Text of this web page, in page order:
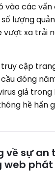
vào các vấn
lượng
vượt xa trải
truy cập
đóng
giả
hề hấn
về sự
web